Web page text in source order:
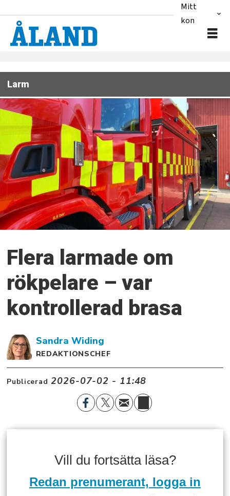
Mitt
konto
Larm
Flera larmade om
rökpelare – var
kontrollerad brasa
Sandra Widing
REDAKTIONSCHEF
Publicerad 2026-07-02 - 11:48
Vill du fortsätta läsa?
Redan prenumerant, logga in